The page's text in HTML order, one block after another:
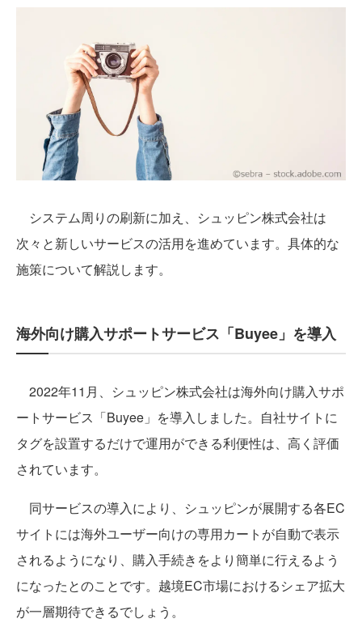
システム周りの刷新に加え、シュッピン株式会社は
次々と新しいサービスの活用を進めています。具体的な
施策について解説します。
海外向け購入サポートサービス「Buyee」を導入
2022年11月、シュッピン株式会社は海外向け購入サポ
ートサービス「Buyee」を導入しました。自社サイトに
タグを設置するだけで運用ができる利便性は、高く評価
されています。
同サービスの導入により、シュッピンが展開する各EC
サイトには海外ユーザー向けの専用カートが自動で表示
されるようになり、購入手続きをより簡単に行えるよう
になったとのことです。越境EC市場におけるシェア拡大
が一層期待できるでしょう。